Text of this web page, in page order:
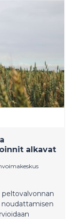
alkavat
noudattamisen